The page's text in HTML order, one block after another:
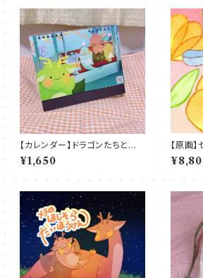
【カレンダー】ドラゴンたちとみ
んなのカレンダー～2026～
¥1,650
【原画
ゴン（お